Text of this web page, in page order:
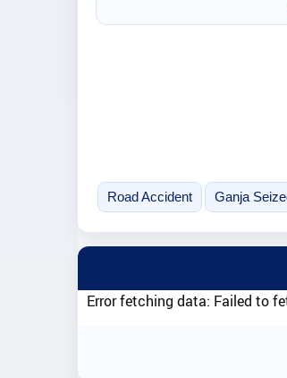
Road Accident Ganja
Error fetching data: Failed to